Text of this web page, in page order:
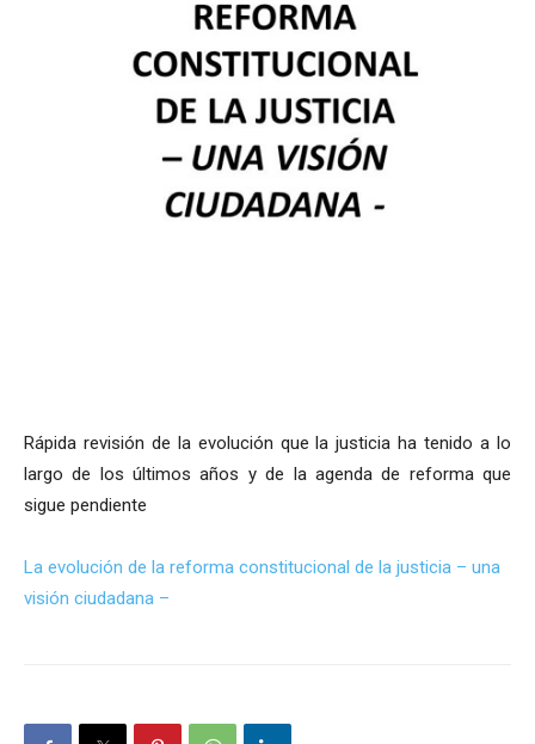
Rápida revisión de la evolución que la justicia ha tenido a lo
largo de los últimos años y de la agenda de reforma que
sigue pendiente
La evolución de la reforma constitucional de la justicia – una
visión ciudadana –